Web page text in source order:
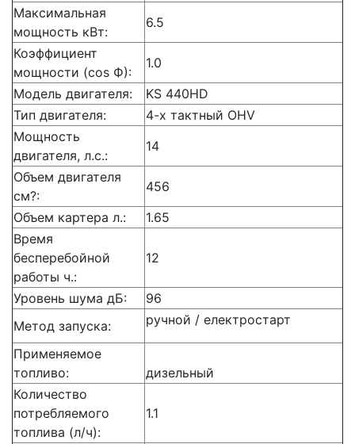
Максимальная
мощность кВт:
6.5
Коэффициент
мощности (cos Ф):
1.0
Модель двигателя:
KS 440HD
Тип двигателя:
4-х тактный OHV
Мощность
двигателя, л.с.:
14
Объем двигателя
см?:
456
Объем картера л.:
1.65
Время
бесперебойной
работы ч.:
12
Уровень шума дБ:
96
Метод запуска:
ручной / електростарт
Применяемое
топливо:
дизельный
Количество
потребляемого
топлива (л/ч):
1.1